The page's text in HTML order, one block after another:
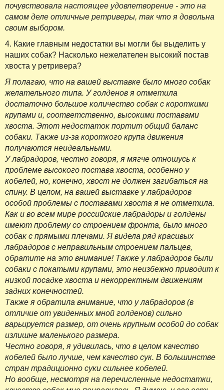
почувствовала настоящее удовлетворение - это на
самом деле отличные ретриверы, так что я довольна
своим выбором.
4. Какие главным недостатки вы могли бы выделить у
наших собак? Насколько нежелателен высокий постав
хвоста у ретривера?
Я полагаю, что на вашей выставке было много собак
желательного типа. У голденов я отметила
достаточно большое количество собак с короткими
крупами и, соответственно, высокими поставами
хвоста. Этот недостаток портит общий баланс
собаки. Также из-за короткого крупа движения
получаются неидеальными.
У лабрадоров, честно говоря, я мягче отношусь к
проблеме высокого постава хвоста, особенно у
кобелей, но, конечно, хвост не должен загибаться на
спину. В целом, на вашей выставке у лабрадоров
особой проблемы с поставами хвоста я не отметила.
Как и во всем мире российские лабрадоры и голдены
имеют проблему со строением фронта, было много
собак с прямыми плечами. Я видела ряд красивых
лабрадоров с неправильным строением пальцев,
обратите на это внимание! Также у лабрадоров были
собаки с покатыми крупами, это неизбежно приводит к
низкой посадке хвоста и некорректным движениям
задних конечностей.
Также я обратила внимание, что у лабрадоров (в
отличие от увиденных мной голденов) сильно
варьируется размер, от очень крупным особой до собак
излишне маленького размера.
Честно говоря, я удивилась, что в целом качество
кобелей было лучше, чем качество сук. В большинстве
стран традиционно суки сильнее кобелей.
Но вообще, несмотря на перечисленные недостатки,